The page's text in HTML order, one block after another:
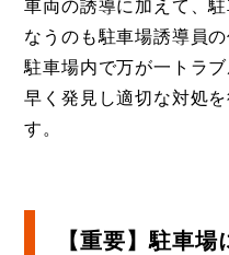
車両の誘導に加えて、
なうのも駐車場誘導員の
駐車場内で万が一トラ
早く発見し適切な対処
す。
【重要】駐車